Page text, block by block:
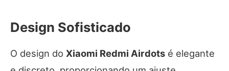
Design Sofisticado
O design do Xiaomi Redmi Airdots é elegante